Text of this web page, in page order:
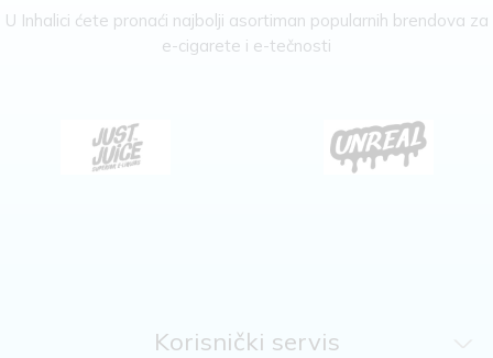
U Inhalici ćete pronaći najbolji asortiman popularnih brendova za
e-cigarete i e-tečnosti
Korisnički servis